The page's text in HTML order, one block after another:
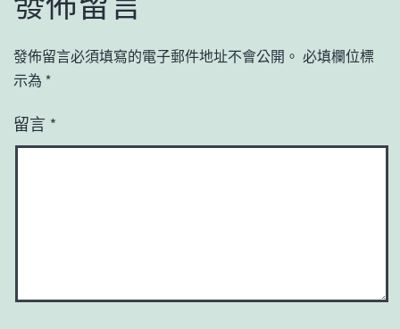
發佈留言必須填寫的電子郵件地址不會公開。 必填欄位標
示為 *
留言 *